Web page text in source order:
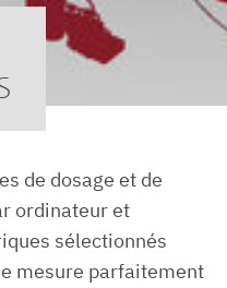
de dosage et de
ordinateur et
sélectionnés
mesure parfaitement